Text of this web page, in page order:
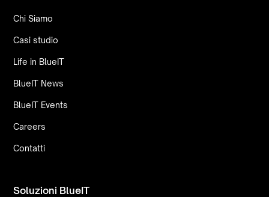
Chi Siamo
Casi studio
Life in BlueIT
BlueIT News
BlueIT Events
Careers
Contatti
Soluzioni BlueIT